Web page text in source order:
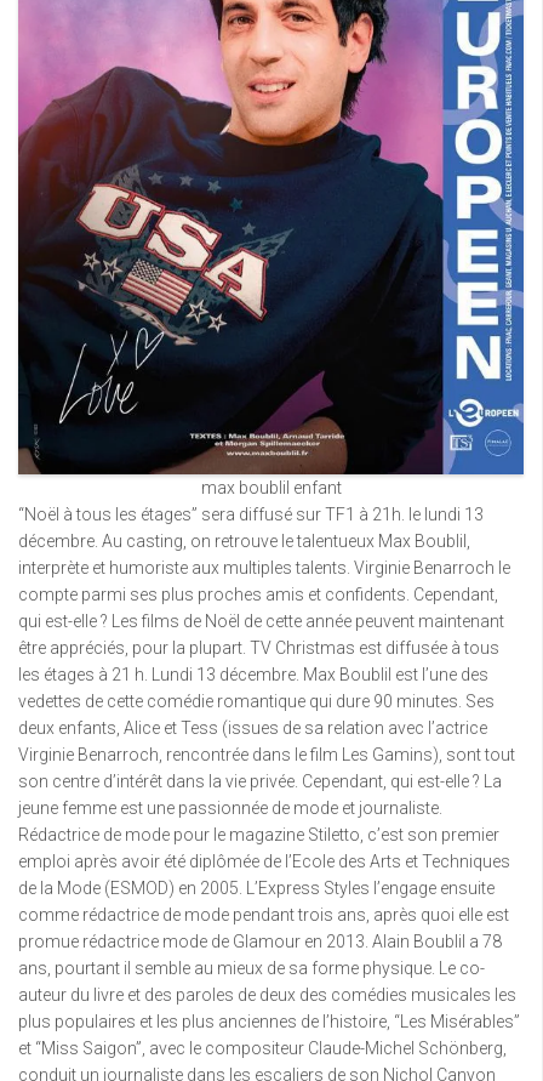
max boublil enfant
“Noël à tous les étages” sera diffusé sur TF1 à 21h. le lundi 13
décembre. Au casting, on retrouve le talentueux Max Boublil,
interprète et humoriste aux multiples talents. Virginie Benarroch le
compte parmi ses plus proches amis et confidents. Cependant,
qui est-elle ? Les films de Noël de cette année peuvent maintenant
être appréciés, pour la plupart. TV Christmas est diffusée à tous
les étages à 21 h. Lundi 13 décembre. Max Boublil est l’une des
vedettes de cette comédie romantique qui dure 90 minutes. Ses
deux enfants, Alice et Tess (issues de sa relation avec l’actrice
Virginie Benarroch, rencontrée dans le film Les Gamins), sont tout
son centre d’intérêt dans la vie privée. Cependant, qui est-elle ? La
jeune femme est une passionnée de mode et journaliste.
Rédactrice de mode pour le magazine Stiletto, c’est son premier
emploi après avoir été diplômée de l’Ecole des Arts et Techniques
de la Mode (ESMOD) en 2005. L’Express Styles l’engage ensuite
comme rédactrice de mode pendant trois ans, après quoi elle est
promue rédactrice mode de Glamour en 2013. Alain Boublil a 78
ans, pourtant il semble au mieux de sa forme physique. Le co-
auteur du livre et des paroles de deux des comédies musicales les
plus populaires et les plus anciennes de l’histoire, “Les Misérables”
et “Miss Saigon”, avec le compositeur Claude-Michel Schönberg,
conduit un journaliste dans les escaliers de son Nichol Canyon